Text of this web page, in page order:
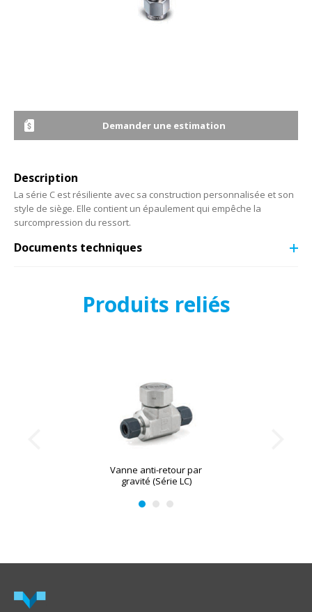
Demander une estimation
Description
La série C est résiliente avec sa construction personnalisée et son
style de siège. Elle contient un épaulement qui empêche la
surcompression du ressort.
Documents techniques
Produits reliés
Vanne anti-retour par
gravité (Série LC)